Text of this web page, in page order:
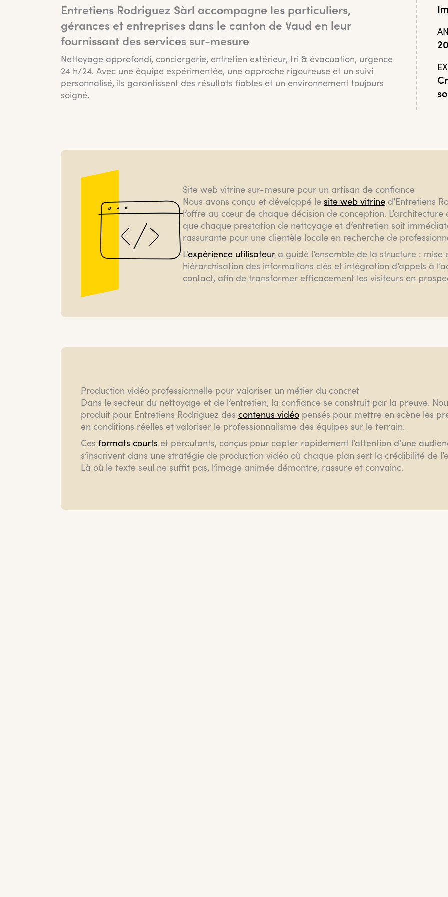
Entretiens Rodriguez Sàrl accompagne les particuliers,
gérances et entreprises dans le canton de Vaud en leur
fournissant des services sur-mesure
Nettoyage approfondi, conciergerie, entretien extérieur, tri & évacuation, urgence
24 h/24. Avec une équipe expérimentée, une approche rigoureuse et un suivi
personnalisé, ils garantissent des résultats fiables et un environnement toujours
soigné.
Site web vitrine sur-mesure pour un artisan de confiance
Nous avons conçu et développé le site web vitrine d’Entretiens
l’offre au cœur de chaque décision de conception.
que chaque prestation de nettoyage et d’entretien soit
rassurante pour une clientèle locale en recherche de
L’expérience utilisateur a guidé l’ensemble de la structure : mise
hiérarchisation des informations clés et intégration d’appels à
contact, afin de transformer efficacement les visiteurs en
Production vidéo professionnelle pour valoriser un métier du concret
Dans le secteur du nettoyage et de l’entretien, la confiance se construit par la preuve.
produit pour Entretiens Rodriguez des contenus vidéo pensés pour mettre en scène les
en conditions réelles et valoriser le professionnalisme des équipes sur le terrain.
Ces formats courts et percutants, conçus pour capter rapidement l’attention d’une
s’inscrivent dans une stratégie de production vidéo où chaque plan sert la crédibilité de
Là où le texte seul ne suffit pas, l’image animée démontre, rassure et convainc.